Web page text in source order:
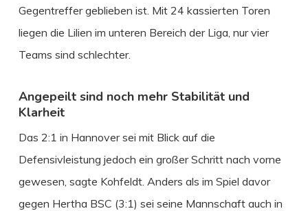
Gegentreffer geblieben ist. Mit 24 kassierten Toren
liegen die Lilien im unteren Bereich der Liga, nur vier
Teams sind schlechter.
Angepeilt sind noch mehr Stabilität und
Klarheit
Das 2:1 in Hannover sei mit Blick auf die
Defensivleistung jedoch ein großer Schritt nach vorne
gewesen, sagte Kohfeldt. Anders als im Spiel davor
gegen Hertha BSC (3:1) sei seine Mannschaft auch in